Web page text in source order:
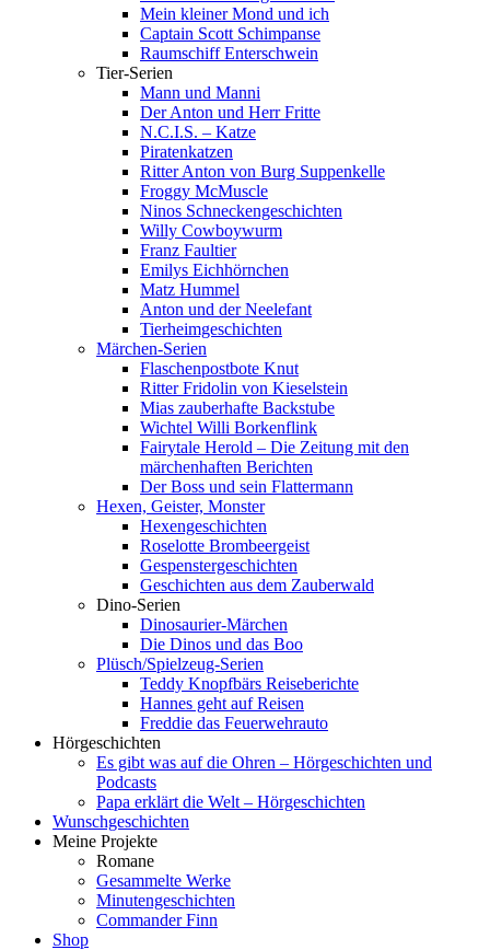
Mein kleiner Mond und ich
Captain Scott Schimpanse
Raumschiff Enterschwein
Tier-Serien
Mann und Manni
Der Anton und Herr Fritte
N.C.I.S. – Katze
Piratenkatzen
Ritter Anton von Burg Suppenkelle
Froggy McMuscle
Ninos Schneckengeschichten
Willy Cowboywurm
Franz Faultier
Emilys Eichhörnchen
Matz Hummel
Anton und der Neelefant
Tierheimgeschichten
Märchen-Serien
Flaschenpostbote Knut
Ritter Fridolin von Kieselstein
Mias zauberhafte Backstube
Wichtel Willi Borkenflink
Fairytale Herold – Die Zeitung mit den
märchenhaften Berichten
Der Boss und sein Flattermann
Hexen, Geister, Monster
Hexengeschichten
Roselotte Brombeergeist
Gespenstergeschichten
Geschichten aus dem Zauberwald
Dino-Serien
Dinosaurier-Märchen
Die Dinos und das Boo
Plüsch/Spielzeug-Serien
Teddy Knopfbärs Reiseberichte
Hannes geht auf Reisen
Freddie das Feuerwehrauto
Hörgeschichten
Es gibt was auf die Ohren – Hörgeschichten und
Podcasts
Papa erklärt die Welt – Hörgeschichten
Wunschgeschichten
Meine Projekte
Romane
Gesammelte Werke
Minutengeschichten
Commander Finn
Shop